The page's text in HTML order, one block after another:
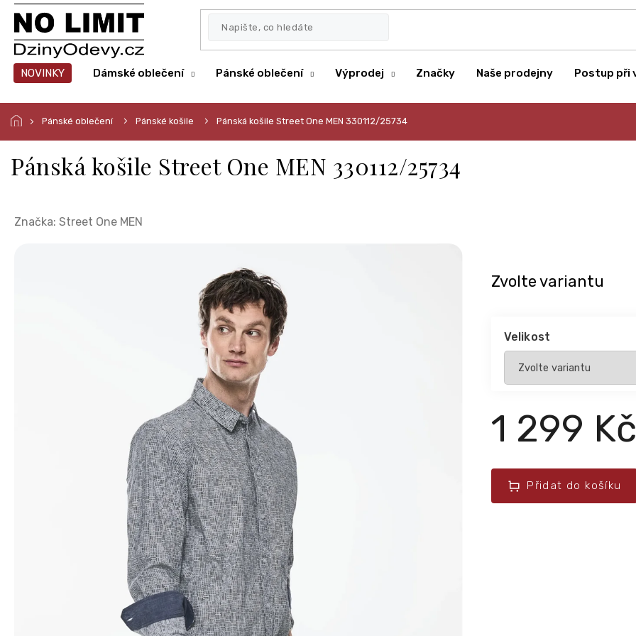
Přejít
obsah
NOVINKY Dámské oblečení Pánské oblečení Výprodej Značky Naše prodejny Postup při
Pánské oblečení Pánské košile Pánská košile Street One MEN 330112/25734
Pánská košile Street One MEN 330112/25734
Značka: Street One MEN
1 299 Kč
Zvolte variantu
Velikost
Přidat do košíku